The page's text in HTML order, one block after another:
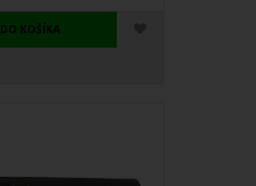
DO KOŠÍKA